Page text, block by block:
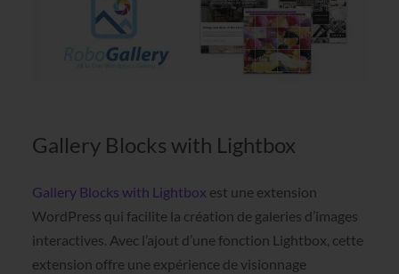
Gallery Blocks with Lightbox
Gallery Blocks with Lightbox est une extension
WordPress qui facilite la création de galeries d’images
interactives. Avec l’ajout d’une fonction Lightbox, cette
extension offre une expérience de visionnage